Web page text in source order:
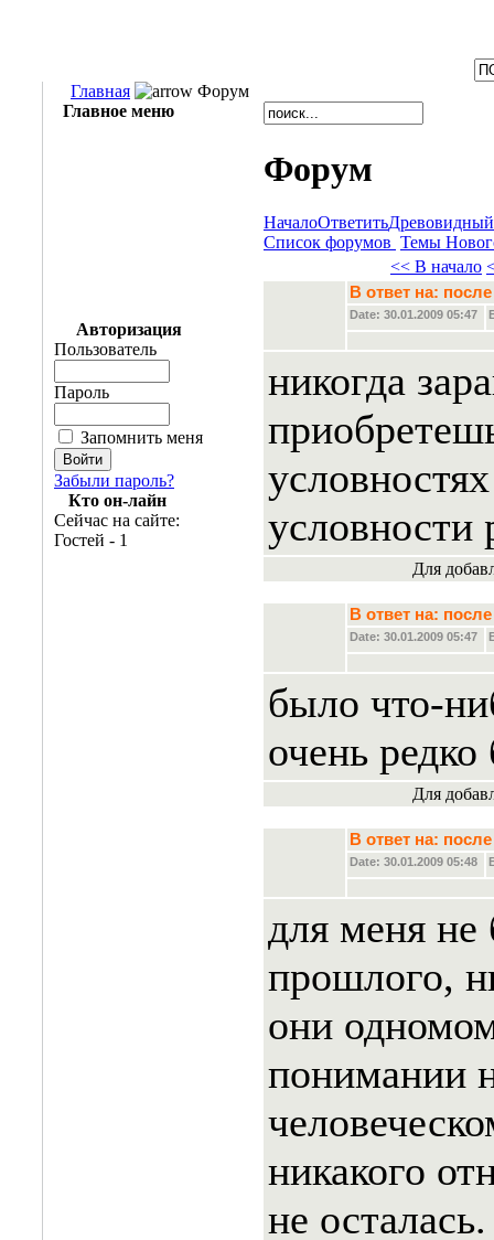
Главная
Форум
Главное меню
Авторизация
Пользователь
Пароль
Запомнить меня
Забыли пароль?
Кто он-лайн
Сейчас на сайте:
Гостей - 1
Форум
НачалоОтветить
Список форумов Темы
<< В начало
В ответ на:
Date: 30.01.2009 05:47
никогда
условности
Для
В ответ на:
Date: 30.01.2009 05:47
было что-
очень редко
Для
В ответ на:
Date: 30.01.2009 05:48
для меня не
прошлого,
они
понимании
никакого
не